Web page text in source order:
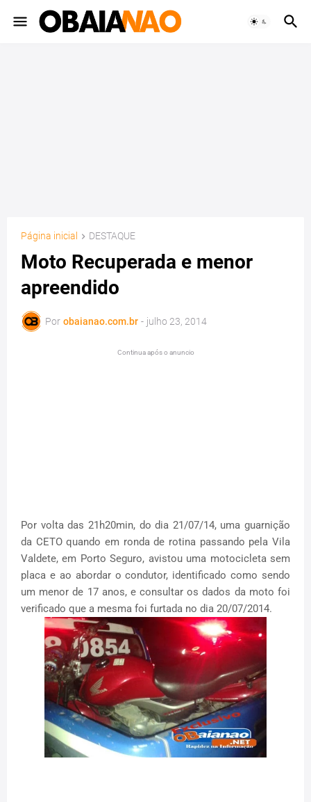
Página inicial DESTAQUE
Moto Recuperada e menor
apreendido
Por obaianao.com.br - julho 23, 2014
Continua após o anuncio
Por volta das 21h20min, do dia 21/07/14, uma guarnição
da CETO quando em ronda de rotina passando pela Vila
Valdete, em Porto Seguro, avistou uma motocicleta sem
placa e ao abordar o condutor, identificado como sendo
um menor de 17 anos, e consultar os dados da moto foi
verificado que a mesma foi furtada no dia 20/07/2014.